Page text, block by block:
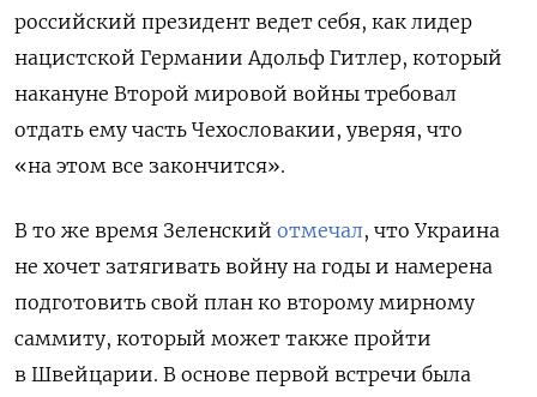
российский президент ведет себя, как лидер
нацистской Германии Адольф Гитлер, который
накануне Второй мировой войны требовал
отдать ему часть Чехословакии, уверяя, что
«на этом все закончится».
В то же время Зеленский отмечал, что Украина
не хочет затягивать войну на годы и намерена
подготовить свой план ко второму мирному
саммиту, который может также пройти
в Швейцарии. В основе первой встречи была